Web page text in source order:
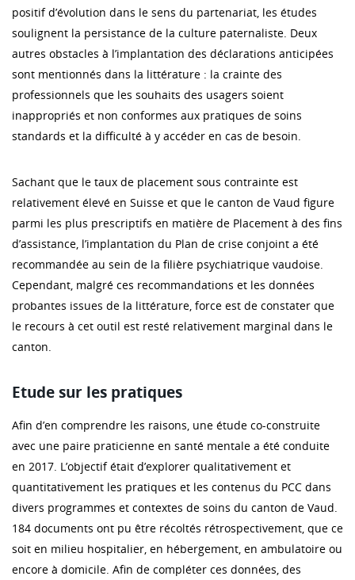
positif d’évolution dans le sens du partenariat, les études
soulignent la persistance de la culture paternaliste. Deux
autres obstacles à l’implantation des déclarations anticipées
sont mentionnés dans la littérature : la crainte des
professionnels que les souhaits des usagers soient
inappropriés et non conformes aux pratiques de soins
standards et la difficulté à y accéder en cas de besoin.
Sachant que le taux de placement sous contrainte est
relativement élevé en Suisse et que le canton de Vaud figure
parmi les plus prescriptifs en matière de Placement à des fins
d’assistance, l’implantation du Plan de crise conjoint a été
recommandée au sein de la filière psychiatrique vaudoise.
Cependant, malgré ces recommandations et les données
probantes issues de la littérature, force est de constater que
le recours à cet outil est resté relativement marginal dans le
canton.
Etude sur les pratiques
Afin d’en comprendre les raisons, une étude co-construite
avec une paire praticienne en santé mentale a été conduite
en 2017. L’objectif était d’explorer qualitativement et
quantitativement les pratiques et les contenus du PCC dans
divers programmes et contextes de soins du canton de Vaud.
184 documents ont pu être récoltés rétrospectivement, que ce
soit en milieu hospitalier, en hébergement, en ambulatoire ou
encore à domicile. Afin de compléter ces données, des